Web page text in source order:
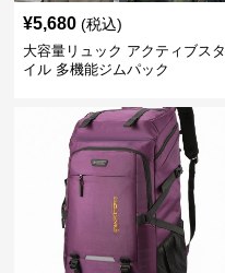
¥5,680 (税込)
大容量リュック アクティブスタ
イル 多機能ジムパック